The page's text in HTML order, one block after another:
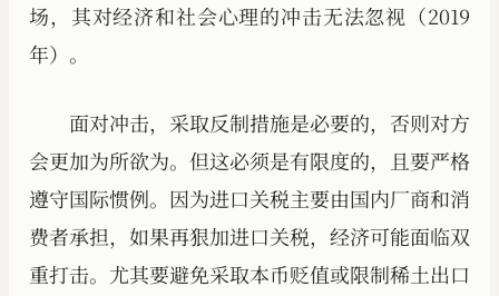
场，其对经济和社会心理的冲击无法忽视（2019
年）。
面对冲击，采取反制措施是必要的，否则对方
会更加为所欲为。但这必须是有限度的，且要严格
遵守国际惯例。因为进口关税主要由国内厂商和消
费者承担，如果再狠加进口关税，经济可能面临双
重打击。尤其要避免采取本币贬值或限制稀土出口